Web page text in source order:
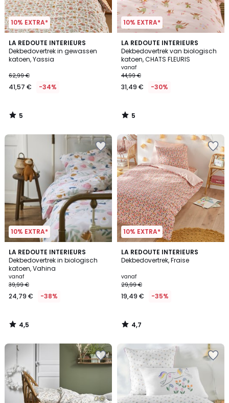
10% EXTRA*
LA REDOUTE INTERIEURS
Dekbedovertrek in gewassen
katoen, Yassia
62,99 €
41,57 € -34%
5
/
5
5
/
10% EXTRA*
LA REDOUTE INTERIEURS
Dekbedovertrek van biologisch
katoen, CHATS FLEURIS
vanaf
44,99 €
31,49 € -30%
5
/
5
5
/
10% EXTRA*
LA REDOUTE INTERIEURS
Dekbedovertrek in biologisch
katoen, Vahina
vanaf
39,99 €
24,79 € -38%
4,5
/ 5
4,5
/
10% EXTRA*
LA REDOUTE INTERIEURS
Dekbedovertrek, Fraise
vanaf
29,99 €
19,49 € -35%
4,7
/ 5
4,7
/